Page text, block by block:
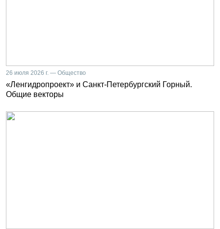
26 июля 2026 г. — Общество
«Ленгидропроект» и Санкт-Петербургский Горный.
Общие векторы